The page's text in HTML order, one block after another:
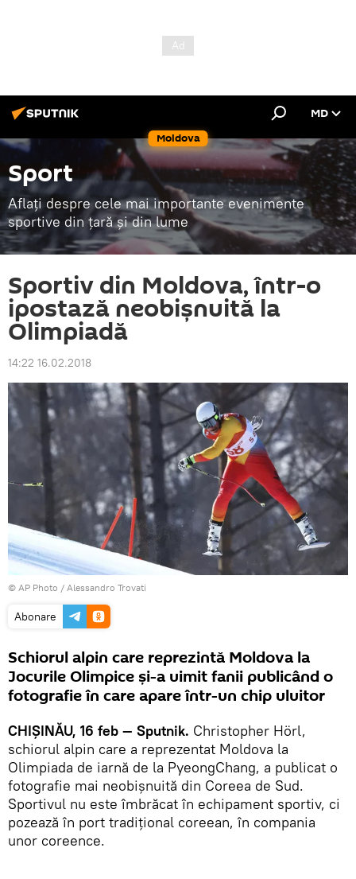
Moldova
MD
Sport
Aflați despre cele mai importante evenimente
sportive din țară și din lume
Sportiv din Moldova, într-o
ipostază neobișnuită la
Olimpiadă
14:22 16.02.2018
© AP Photo / Alessandro Trovati
Abonare
Schiorul alpin care reprezintă Moldova la
Jocurile Olimpice și-a uimit fanii publicând o
fotografie în care apare într-un chip uluitor
CHIȘINĂU, 16 feb — Sputnik. Christopher Hörl,
schiorul alpin care a reprezentat Moldova la
Olimpiada de iarnă de la PyeongChang, a publicat o
fotografie mai neobișnuită din Coreea de Sud.
Sportivul nu este îmbrăcat în echipament sportiv, ci
pozează în port tradițional coreean, în compania
unor coreence.